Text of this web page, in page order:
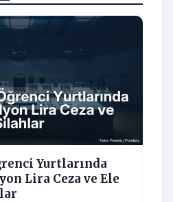
Yurtlarında
Lira Ceza ve Ele